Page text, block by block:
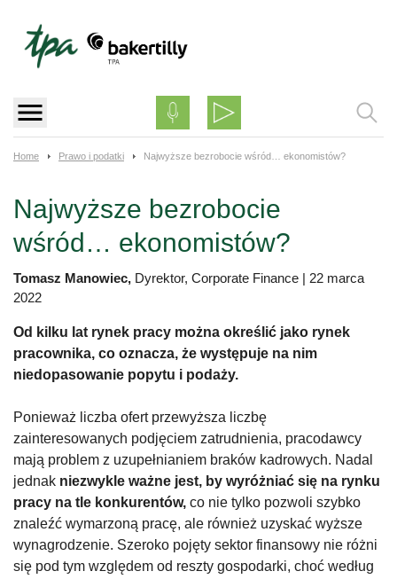
content
Home Prawo i podatki Najwyższe bezrobocie wśród… ekonomistów?
Najwyższe bezrobocie
wśród… ekonomistów?
Tomasz Manowiec, Dyrektor, Corporate Finance | 22 marca
2022
Od kilku lat rynek pracy można określić jako rynek
pracownika, co oznacza, że występuje na nim
niedopasowanie popytu i podaży.
Ponieważ liczba ofert przewyższa liczbę
zainteresowanych podjęciem zatrudnienia, pracodawcy
mają problem z uzupełnianiem braków kadrowych. Nadal
jednak niezwykle ważne jest, by wyróżniać się na rynku
pracy na tle konkurentów, co nie tylko pozwoli szybko
znaleźć wymarzoną pracę, ale również uzyskać wyższe
wynagrodzenie. Szeroko pojęty sektor finansowy nie różni
się pod tym względem od reszty gospodarki, choć według